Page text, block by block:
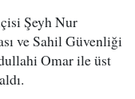
Şeyh Nur
ve Sahil Güvenliği
Omar ile üst